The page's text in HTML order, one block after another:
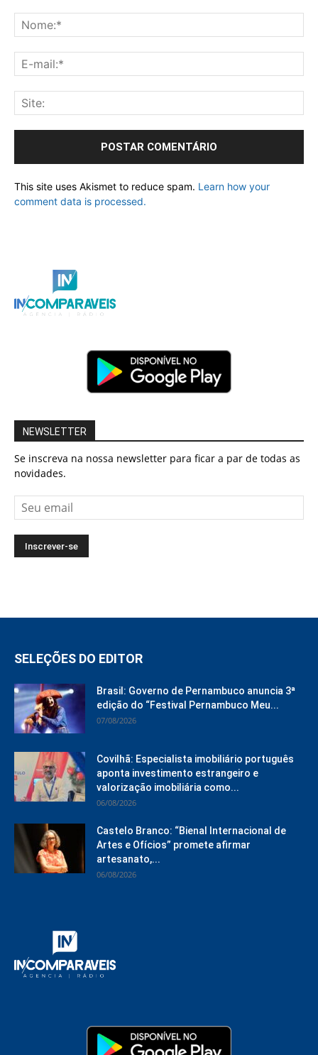
This site uses Akismet to reduce spam. Learn how your
comment data is processed.
NEWSLETTER
Se inscreva na nossa newsletter para ficar a par de todas as
novidades.
SELEÇÕES DO EDITOR
Brasil: Governo de Pernambuco anuncia 3ª
edição do “Festival Pernambuco Meu...
07/08/2026
Covilhã: Especialista imobiliário português
aponta investimento estrangeiro e
valorização imobiliária como...
06/08/2026
Castelo Branco: “Bienal Internacional de
Artes e Ofícios” promete afirmar
artesanato,...
06/08/2026